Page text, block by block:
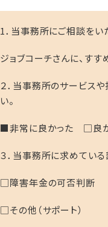
1．当事務所にご相談をい
ジョブコーチさんに、すす
２．当事務所のサービス
い。
■非常に良かった □良
３．当事務所に求めている
□障害年金の可否判断
□その他（サポート）